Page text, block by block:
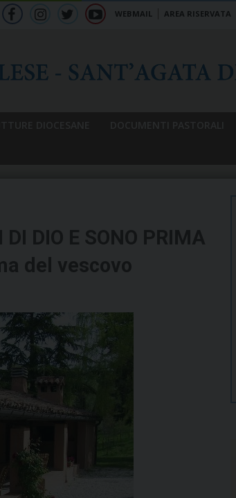
WEBMAIL AREA RISERVATA
DIO E SONO PRIMA
del vescovo